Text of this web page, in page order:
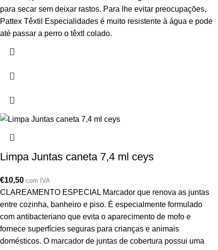
para secar sem deixar rastos. Para lhe evitar preocupações,
Pattex Têxtil Especialidades é muito resistente à água e pode
até passar a perro o têxtl colado.
Limpa Juntas caneta 7,4 ml ceys
€10,50 com IVA
CLAREAMENTO ESPECIAL Marcador que renova as juntas
entre cozinha, banheiro e piso. É especialmente formulado
com antibacteriano que evita o aparecimento de mofo e
fornece superfícies seguras para crianças e animais
domésticos. O marcador de juntas de cobertura possui uma